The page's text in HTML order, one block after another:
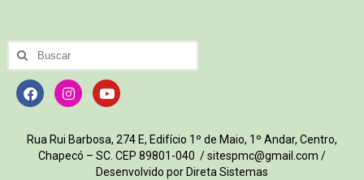
Rua Rui Barbosa, 274 E, Edifício 1º de Maio, 1º Andar, Centro,
Chapecó – SC. CEP 89801-040 / sitespmc@gmail.com /
Desenvolvido por Direta Sistemas